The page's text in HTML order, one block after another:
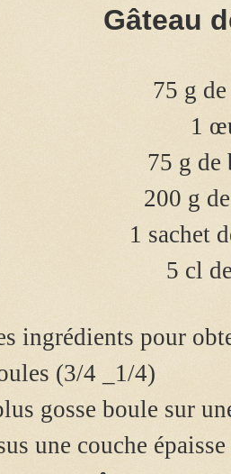
Gâteau
75 g
1
75 g de
200 g
1 sachet
5 cl
ingrédients pour
(3/4 _1/4)
gosse boule sur
une couche